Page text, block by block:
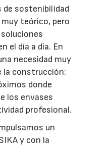
de sostenibilidad
teórico, pero
el día a día. En
necesidad muy
la construcción:
donde
los envases
profesional.
un
y con la